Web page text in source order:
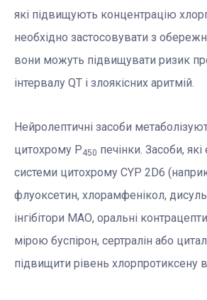
які підвищують концентрацію
необхідно застосовувати з
вони можуть підвищувати ризик
інтервалу QT і злоякісних аритмій.
Нейролептичні засоби
цитохрому Р450 печінки. Засоби, які
системи цитохрому CYP 2D6
флуоксетин, хлорамфенікол,
інгібітори МАО, оральні
мірою буспірон, сертралін або
підвищити рівень хлорпротиксену